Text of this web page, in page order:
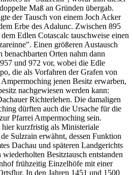
Maß an Gründen übergab.
der Tausch von einem Joch Acker
Erbe des Adalunc. Zwischen 895
Edlen Cotascalc tauschweise einen
Einen größeren Austausch
Orten nahm dann
und 972 vor, wobei die Edle
die als Vorfahren der Grafen von
jenen Besitz erwarben,
nachgewiesen werden kann:
Richterlehen. Die damaligen
dürften auch die Ursache für die
Pfarrei Ampermoching sein.
kurzfristig als Ministeriale
Sulzrain erwähnt, dessen Funktion
Dachau und späteren Landgerichts
Besitztausch entstanden
frühzeitig Einzelhöfe mit einer
In den Jahren 1451 und 1500